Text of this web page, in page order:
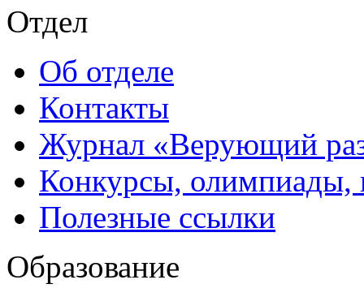
Отдел
Об отделе
Контакты
Журнал «Верующий
Конкурсы, олимпиады,
Полезные ссылки
Образование